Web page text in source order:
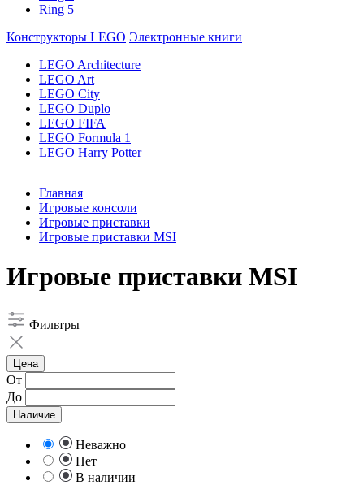
Ring 5
Конструкторы LEGO Электронные книги
LEGO Architecture
LEGO Art
LEGO City
LEGO Duplo
LEGO FIFA
LEGO Formula 1
LEGO Harry Potter
Главная
Игровые консоли
Игровые приставки
Игровые приставки MSI
Игровые приставки MSI
Фильтры
Цена
От
До
Наличие
Неважно
Нет
В наличии